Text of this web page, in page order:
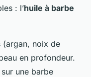
: l’huile à barbe
(argan, noix de
en profondeur.
une barbe